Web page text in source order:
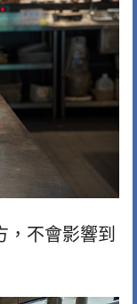
不會影響到